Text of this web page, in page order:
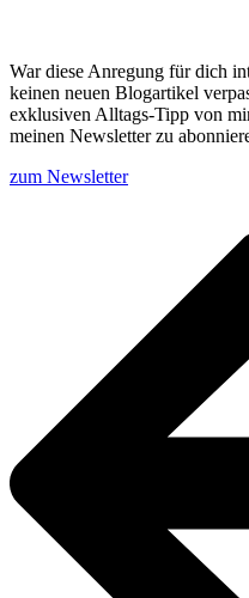
War diese Anregung für dich
keinen neuen Blogartikel
exklusiven Alltags-Tipp von
meinen Newsletter zu
zum Newsletter